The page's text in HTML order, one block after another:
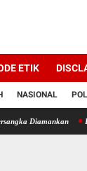
ETIK
NASIONAL
Desa